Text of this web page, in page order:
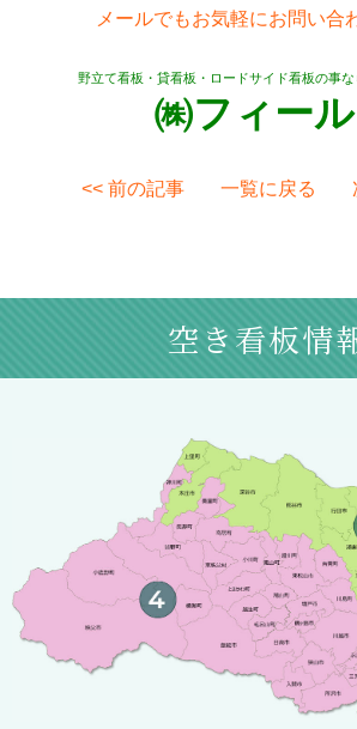
メールでもお気軽にお問い合
野立て看板・貸看板・ロードサイド看板の事
㈱フィー
<< 前の記事 一覧に戻る
空き看板情